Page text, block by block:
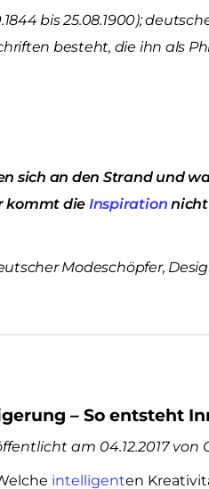
bis 25.08.1900);
besteht, die ihn als
sich an den Strand und
kommt die Inspiration
Modeschöpfer,
– So entsteht
am 04.12.2017 von
intelligenten